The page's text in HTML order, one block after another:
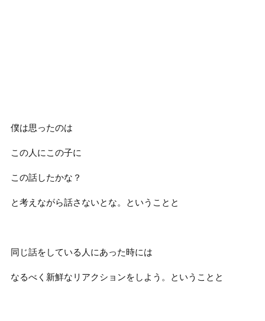
僕は思ったのは
この人にこの子に
この話したかな？
と考えながら話さないとな。ということと
同じ話をしている人にあった時には
なるべく新鮮なリアクションをしよう。ということと